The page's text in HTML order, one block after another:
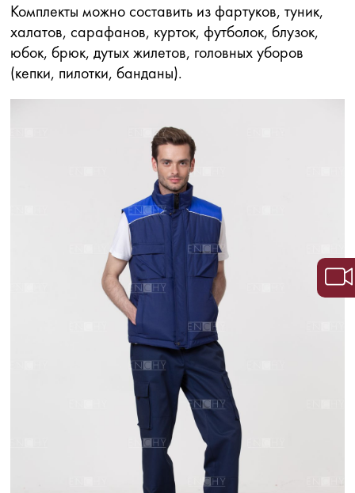
Комплекты можно составить из фартуков, туник,
халатов, сарафанов, курток, футболок, блузок,
юбок, брюк, дутых жилетов, головных уборов
(кепки, пилотки, банданы).